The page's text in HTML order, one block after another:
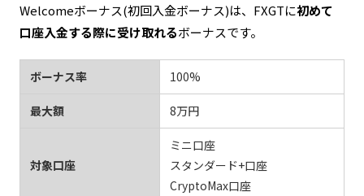
Welcomeボーナス(初回入金ボーナス)は、FXGTに初めて
口座入金する際に受け取れるボーナスです。
ボーナス率 100%
最大額 8万円
対象口座
ミニ口座
スタンダード+口座
CryptoMax口座